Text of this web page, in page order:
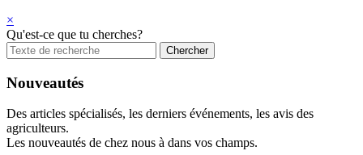
×
Qu'est-ce que tu cherches?
Nouveautés
Des articles spécialisés, les derniers événements, les avis des
agriculteurs.
Les nouveautés de chez nous à dans vos champs.